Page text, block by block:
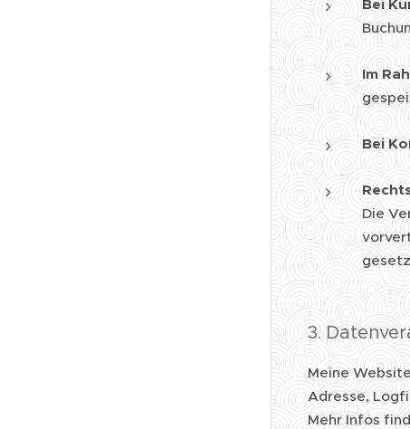
Bei
Im
Bei
Die
3.
Meine
Adresse,
Mehr Infos